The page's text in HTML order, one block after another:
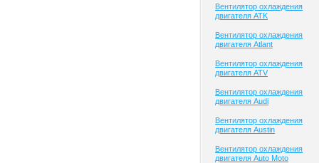
Вентилятор охлаждения
двигателя ATK
Вентилятор охлаждения
двигателя Atlant
Вентилятор охлаждения
двигателя ATV
Вентилятор охлаждения
двигателя Audi
Вентилятор охлаждения
двигателя Austin
Вентилятор охлаждения
двигателя Auto Moto